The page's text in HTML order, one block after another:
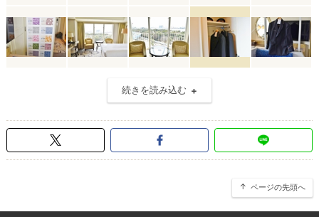
続きを読み込む
ページの先頭へ